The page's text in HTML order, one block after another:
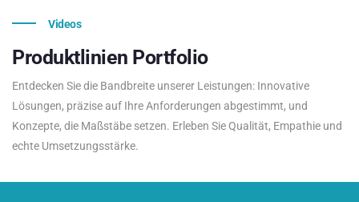
Videos
Produktlinien Portfolio
Entdecken Sie die Bandbreite unserer Leistungen: Innovative
Lösungen, präzise auf Ihre Anforderungen abgestimmt, und
Konzepte, die Maßstäbe setzen. Erleben Sie Qualität, Empathie und
echte Umsetzungsstärke.